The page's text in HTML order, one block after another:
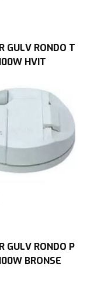
GULV RONDO T
HVIT
GULV RONDO P
BRONSE